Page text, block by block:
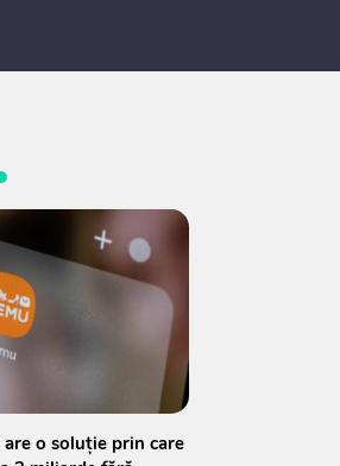
o soluție prin care